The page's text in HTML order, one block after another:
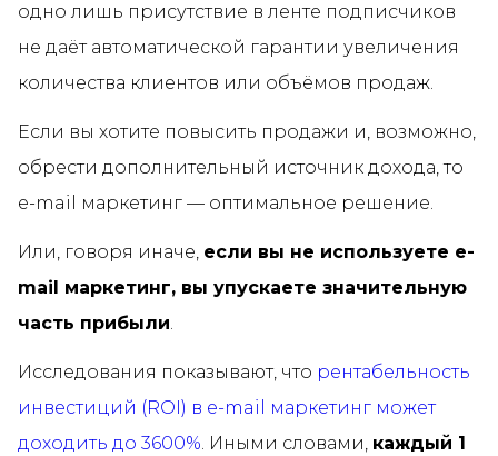
одно лишь присутствие в ленте подписчиков
не даёт автоматической гарантии увеличения
количества клиентов или объёмов продаж.
Если вы хотите повысить продажи и, возможно,
обрести дополнительный источник дохода, то
e-mail маркетинг — оптимальное решение.
Или, говоря иначе, если вы не используете e-
mail маркетинг, вы упускаете значительную
часть прибыли.
Исследования показывают, что рентабельность
инвестиций (ROI) в e-mail маркетинг может
доходить до 3600%. Иными словами, каждый 1